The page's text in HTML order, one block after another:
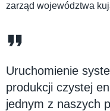
zarząd województwa
Uruchomienie
produkcji czystej
jednym z naszych